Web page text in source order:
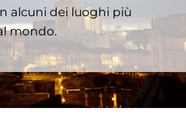
alcuni dei luoghi più
mondo.